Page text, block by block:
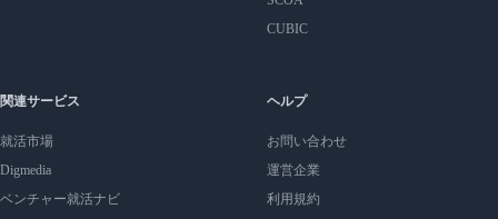
CUBIC
関連サービス
就活市場
Digmedia
ベンチャー就活ナビ
ヘルプ
お問い合わせ
運営企業
利用規約